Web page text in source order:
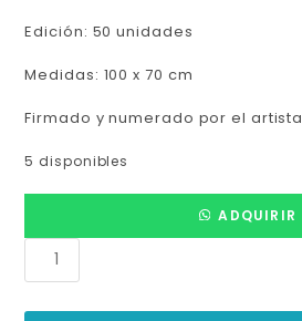
Edición: 50 unidades
Medidas: 100 x 70 cm
Firmado y numerado por el artista
5 disponibles
ADQUIRIR